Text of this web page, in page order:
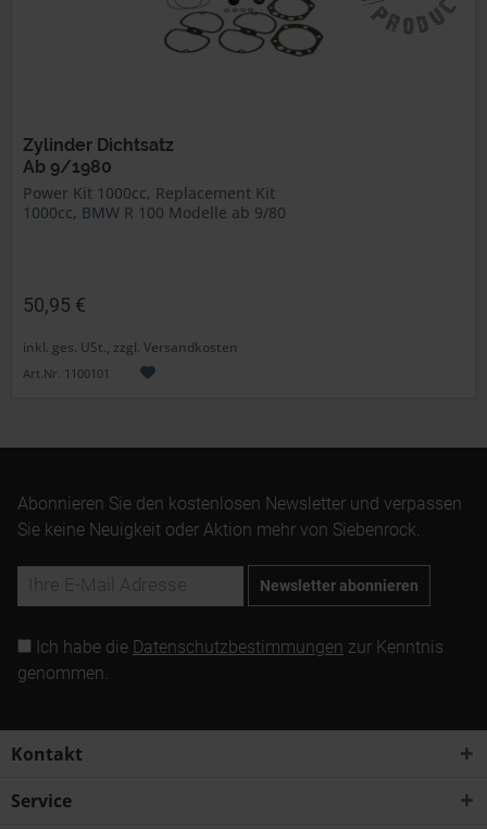
Zylinder Dichtsatz
Ab 9/1980
Power Kit 1000cc, Replacement Kit
1000cc, BMW R 100 Modelle ab 9/80
50,95 €
inkl. ges. USt., zzgl. Versandkosten
Art.Nr. 1100101
Abonnieren Sie den kostenlosen Newsletter und verpassen
Sie keine Neuigkeit oder Aktion mehr von Siebenrock.
Newsletter abonnieren
Ich habe die Datenschutzbestimmungen zur Kenntnis
genommen.
Kontakt
Service